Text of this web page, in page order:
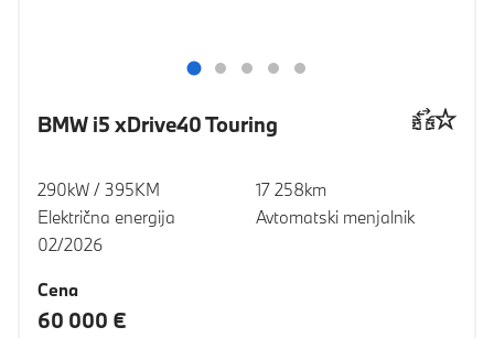
BMW i5 xDrive40 Touring
290kW / 395KM
Električna energija
02/2026
17 258km
Avtomatski menjalnik
Cena
60 000 €